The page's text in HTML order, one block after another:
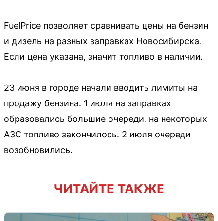
FuelPrice позволяет сравнивать цены на бензин
и дизель на разных заправках Новосибирска.
Если цена указана, значит топливо в наличии.
23 июня в городе начали вводить лимиты на
продажу бензина. 1 июля на заправках
образовались большие очереди, на некоторых
АЗС топливо закончилось. 2 июля очереди
возобновились.
ЧИТАЙТЕ ТАКЖЕ